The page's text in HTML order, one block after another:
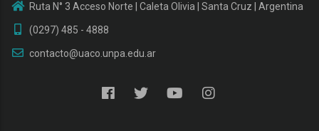
Ruta N° 3 Acceso Norte | Caleta Olivia | Santa Cruz | Argentina
(0297) 485 - 4888
contacto@uaco.unpa.edu.ar